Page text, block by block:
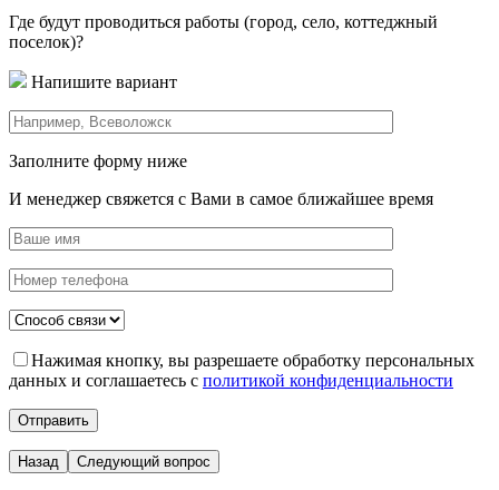
Где будут проводиться работы (город, село, коттеджный
поселок)?
Напишите вариант
Заполните форму ниже
И менеджер свяжется с Вами в самое ближайшее время
Нажимая кнопку, вы разрешаете обработку персональных
данных и соглашаетесь с политикой конфиденциальности
Назад Следующий вопрос